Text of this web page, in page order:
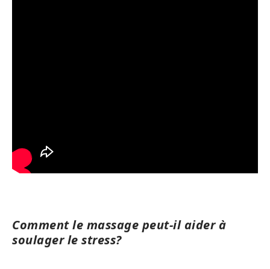
Comment le massage peut-il aider à
soulager le stress?